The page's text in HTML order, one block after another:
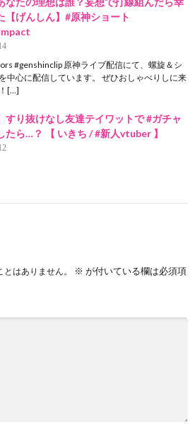
【げんしん】#原神ショート
#genshinclip 原神ライブ配信にて、螺旋＆シ
中心に配信しています。 ぜひおしゃべりしに来
[…]
すり抜けなし友達テイワットで #ガチャ
たら…？ 【 いきち / #新人vtuber 】
はありません。 ※ が付いている欄は必須項